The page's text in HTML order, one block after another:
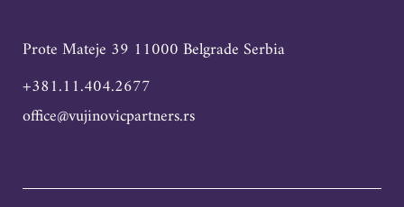
Prote Mateje 39 11000 Belgrade Serbia
+381.11.404.2677
office@vujinovicpartners.rs